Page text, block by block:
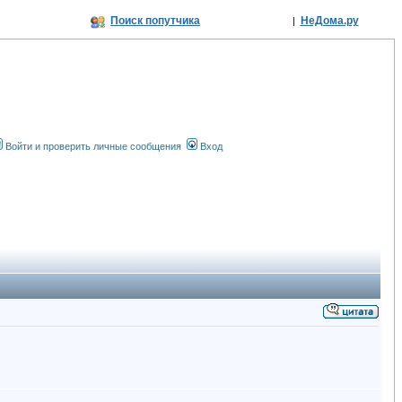
Поиск попутчика | НеДома.ру
Войти и проверить личные сообщения Вход